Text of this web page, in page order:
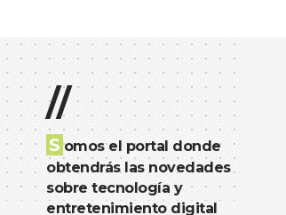
//
S omos el portal donde
obtendrás las novedades
sobre tecnología y
entretenimiento digital